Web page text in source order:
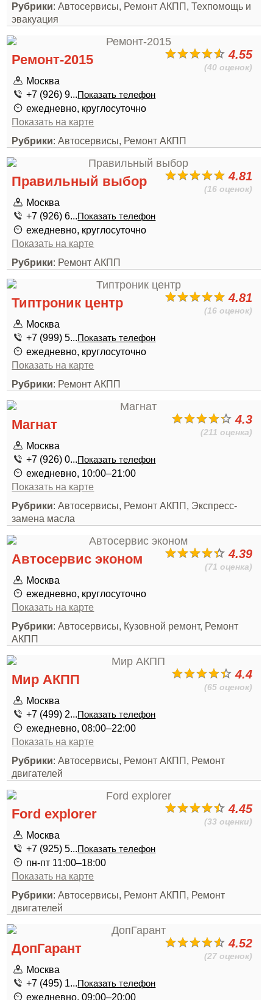
Рубрики: Автосервисы, Ремонт АКПП, Техпомощь и
эвакуация
4.55
(40 оценок)
Ремонт-2015
Москва
+7 (926) 9...Показать телефон
ежедневно, круглосуточно
Показать на карте
Рубрики: Автосервисы, Ремонт АКПП
4.81
(16 оценок)
Правильный выбор
Москва
+7 (926) 6...Показать телефон
ежедневно, круглосуточно
Показать на карте
Рубрики: Ремонт АКПП
4.81
(16 оценок)
Типтроник центр
Москва
+7 (999) 5...Показать телефон
ежедневно, круглосуточно
Показать на карте
Рубрики: Ремонт АКПП
4.3
(211 оценка)
Магнат
Москва
+7 (926) 0...Показать телефон
ежедневно, 10:00–21:00
Показать на карте
Рубрики: Автосервисы, Ремонт АКПП, Экспресс-
замена масла
4.39
(71 оценка)
Автосервис эконом
Москва
ежедневно, круглосуточно
Показать на карте
Рубрики: Автосервисы, Кузовной ремонт, Ремонт
АКПП
4.4
(65 оценок)
Мир АКПП
Москва
+7 (499) 2...Показать телефон
ежедневно, 08:00–22:00
Показать на карте
Рубрики: Автосервисы, Ремонт АКПП, Ремонт
двигателей
4.45
(33 оценки)
Ford explorer
Москва
+7 (925) 5...Показать телефон
пн-пт 11:00–18:00
Показать на карте
Рубрики: Автосервисы, Ремонт АКПП, Ремонт
двигателей
4.52
(27 оценок)
ДопГарант
Москва
+7 (495) 1...Показать телефон
ежедневно, 09:00–20:00